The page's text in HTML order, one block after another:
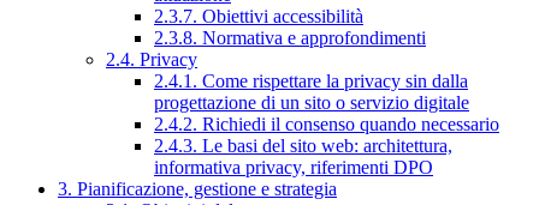
2.3.7. Obiettivi accessibilità
2.3.8. Normativa e approfondimenti
2.4. Privacy
2.4.1. Come rispettare la privacy sin dalla
progettazione di un sito o servizio digitale
2.4.2. Richiedi il consenso quando necessario
2.4.3. Le basi del sito web: architettura,
informativa privacy, riferimenti DPO
3. Pianificazione, gestione e strategia